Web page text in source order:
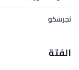
نجرسكو
الفتة